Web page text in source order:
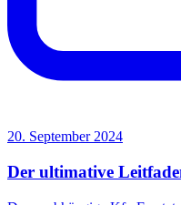
20. September 2024
Der ultimative